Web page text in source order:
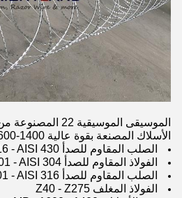
الموسيقى
الأسلاك المصنعة بقوة عالية 1400-1600 MPa.
الصلب المقاوم للصدأ EN 1.4016 - AISI 430
الفولاذ المقاوم للصدأ EN 1.4301 - AISI 304
الصلب المقاوم للصدأ EN 1.4401 - AISI 316
الفولاذ المغلف Z40 - Z275